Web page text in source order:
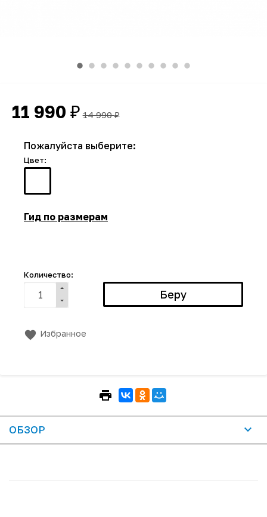
11 990 ₽ 14 990₽
Пожалуйста выберите:
Цвет:
Гид по размерам
Количество:
Избранное
ОБЗОР